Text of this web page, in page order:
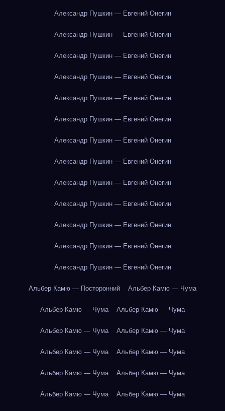
Александр Пушкин — Евгений Онегин
Александр Пушкин — Евгений Онегин
Александр Пушкин — Евгений Онегин
Александр Пушкин — Евгений Онегин
Александр Пушкин — Евгений Онегин
Александр Пушкин — Евгений Онегин
Александр Пушкин — Евгений Онегин
Александр Пушкин — Евгений Онегин
Александр Пушкин — Евгений Онегин
Александр Пушкин — Евгений Онегин
Александр Пушкин — Евгений Онегин
Александр Пушкин — Евгений Онегин
Александр Пушкин — Евгений Онегин
Альбер Камю — Посторонний Альбер Камю — Чума
Альбер Камю — Чума Альбер Камю — Чума
Альбер Камю — Чума Альбер Камю — Чума
Альбер Камю — Чума Альбер Камю — Чума
Альбер Камю — Чума Альбер Камю — Чума
Альбер Камю — Чума Альбер Камю — Чума